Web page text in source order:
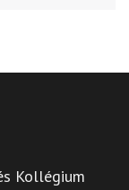
Kollégium